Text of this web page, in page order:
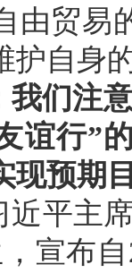
由贸易
护自身
我们注
谊行”
现预期
近平主
宣布